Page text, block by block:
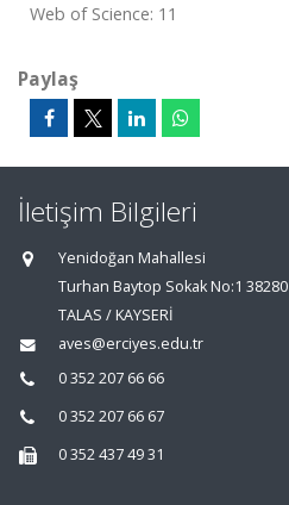
Web of Science: 11
Paylaş
İletişim Bilgileri
Yenidoğan Mahallesi
Turhan Baytop Sokak No:1 38280
TALAS / KAYSERİ
aves@erciyes.edu.tr
0 352 207 66 66
0 352 207 66 67
0 352 437 49 31